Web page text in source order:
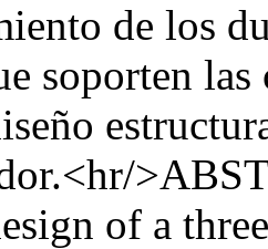
de los
soporten
of a